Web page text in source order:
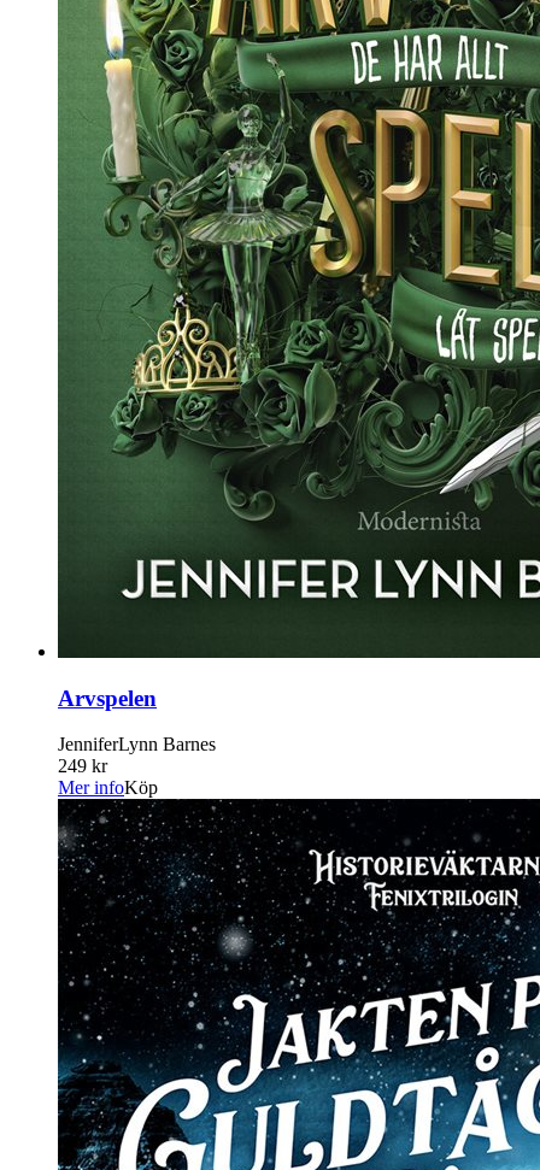
Arvspelen
JenniferLynn Barnes
249 kr
Mer infoKöp